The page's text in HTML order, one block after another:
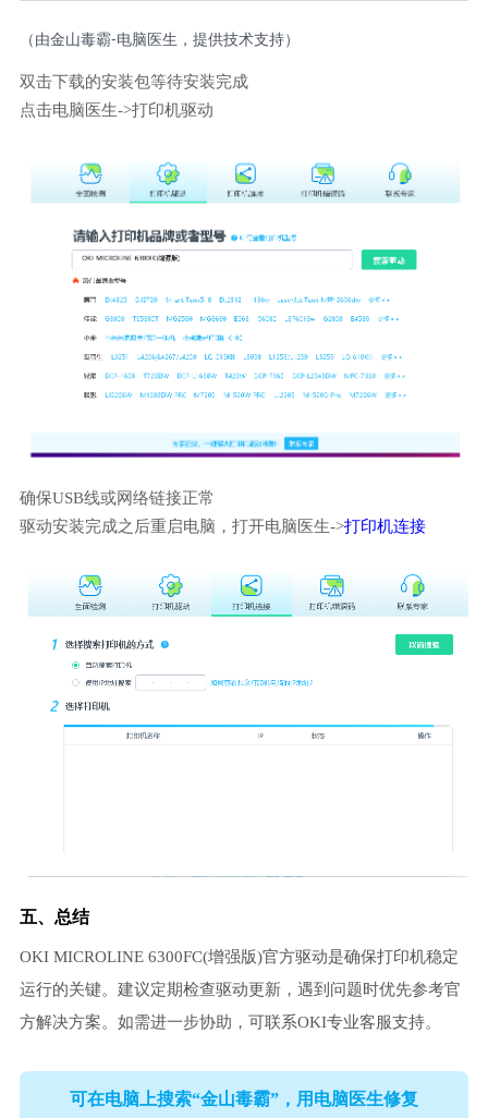
（由金山毒霸-电脑医生，提供技术支持）
双击下载的安装包等待安装完成
点击电脑医生->打印机驱动
确保USB线或网络链接正常
驱动安装完成之后重启电脑，打开电脑医生->打印机连接
五、总结
OKI MICROLINE 6300FC(增强版)官方驱动是确保打印机稳定
运行的关键。建议定期检查驱动更新，遇到问题时优先参考官
方解决方案。如需进一步协助，可联系OKI专业客服支持。
可在电脑上搜索“金山毒霸”，用电脑医生修复